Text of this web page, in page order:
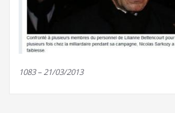
1083 – 21/03/2013